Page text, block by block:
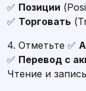
✅ Позиции
✅ Торговать
4. Отметьте ✅
✅ Перевод с
Чтение и